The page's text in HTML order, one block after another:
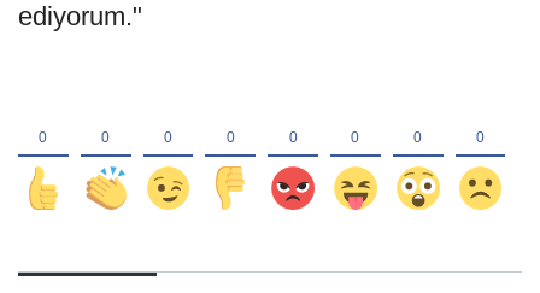
ediyorum."